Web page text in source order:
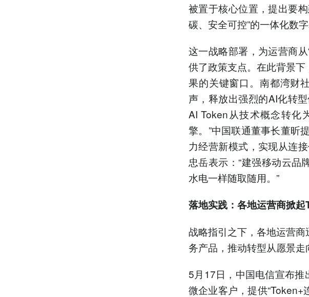
被置于核心位置，提出要
碳、安全可控”的一体化数字
这一战略部署，为运营商
供了政策支点。在此背景
果的关键窗口。南都湾财
声，释放出强烈的AI化转
AI Token从技术概念转化
擎。”中国联通董事长董昕
力经营新模式，实现从连
忠岳表示：“建强移动云品
水电一样随取随用。”
落地实践：各地运营商掀
战略指引之下，各地运营
务产品，推动转型从愿景走
5月17日，中国电信宣布
微企业客户，提供